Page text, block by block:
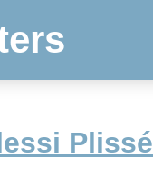
Plissé